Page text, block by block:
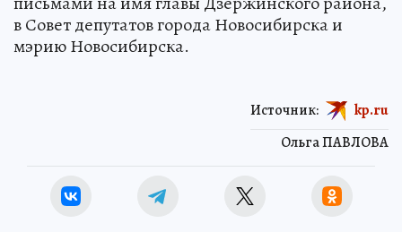
в Совет депутатов города Новосибирска и
мэрию Новосибирска.
Ольга ПАВЛОВА
Источник: kp.ru